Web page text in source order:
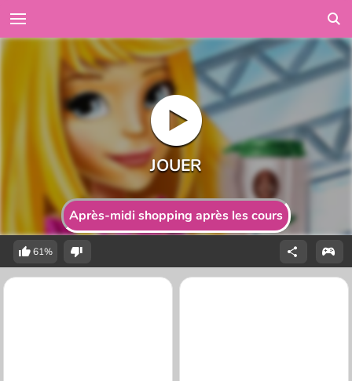
Après-midi shopping après les cours
61%